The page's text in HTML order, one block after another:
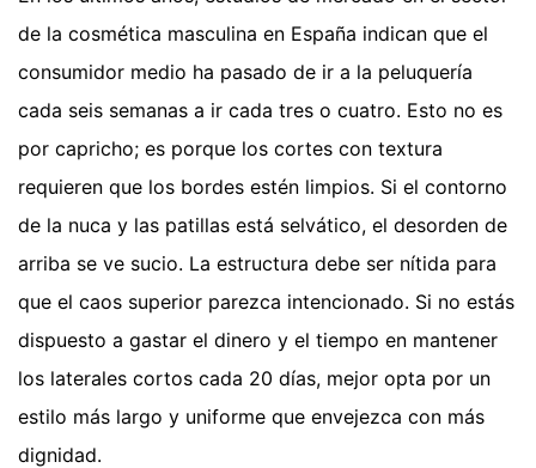
de la cosmética masculina en España indican que el
consumidor medio ha pasado de ir a la peluquería
cada seis semanas a ir cada tres o cuatro. Esto no es
por capricho; es porque los cortes con textura
requieren que los bordes estén limpios. Si el contorno
de la nuca y las patillas está selvático, el desorden de
arriba se ve sucio. La estructura debe ser nítida para
que el caos superior parezca intencionado. Si no estás
dispuesto a gastar el dinero y el tiempo en mantener
los laterales cortos cada 20 días, mejor opta por un
estilo más largo y uniforme que envejezca con más
dignidad.